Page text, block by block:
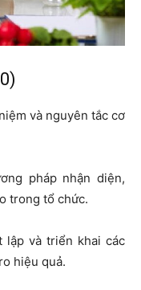
và nguyên tắc cơ
pháp nhận diện,
trong tổ chức.
lập và triển khai các
hiệu quả.